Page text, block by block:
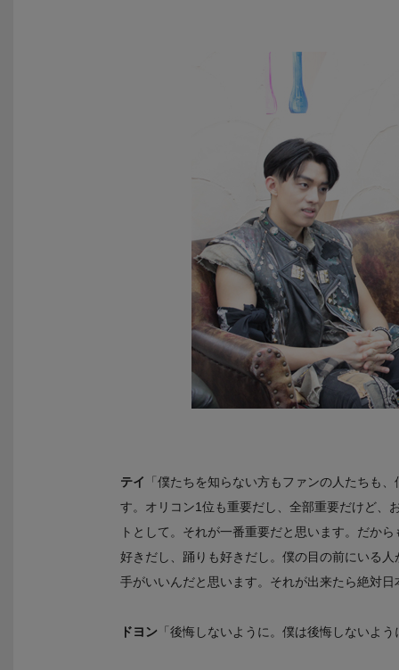
テイ
「僕たちを知らない方もファンの人たちも
す。オリコン1位も重要だし、全部重要だけど、
トとして。それが一番重要だと思います。だか
好きだし、踊りも好きだし。僕の目の前にいる
手がいいんだと思います。それが出来たら絶対
ドヨン 「後悔しないように。僕は後悔しないよ